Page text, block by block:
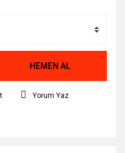
HEMEN AL
Yorum Yaz